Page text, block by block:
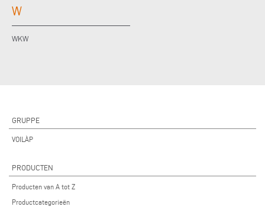
W
WKW
GRUPPE
VOILÀP
PRODUCTEN
Producten van A tot Z
Productcategorieën